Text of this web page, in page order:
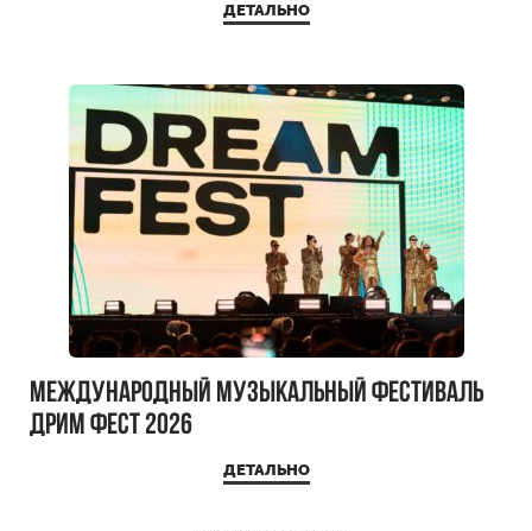
ДЕТАЛЬНО
Международный музыкальный фестиваль
ДРИМ ФЕСТ 2026
ДЕТАЛЬНО